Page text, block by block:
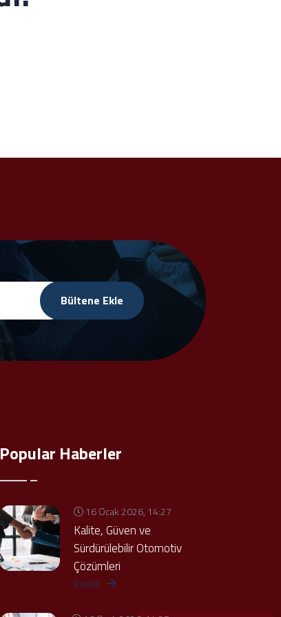
Bültene Ekle
Popular Haberler
16 Ocak 2026, 14:27
Kalite, Güven ve
Sürdürülebilir Otomotiv
Çözümleri
İncele